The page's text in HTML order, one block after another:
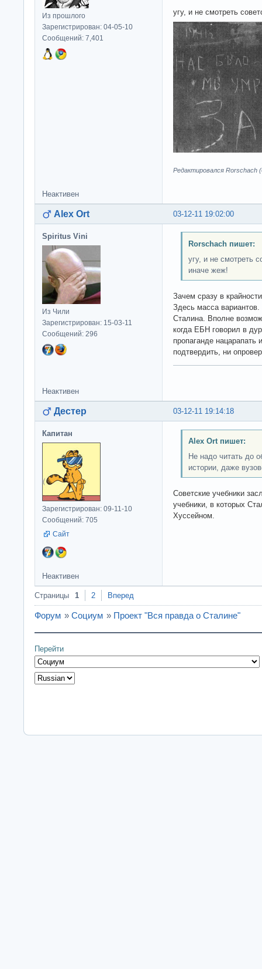
Из прошлого
Зарегистрирован: 04-05-10
Сообщений: 7,401
угу, и не смотреть
Редактировался Rorschach
Неактивен
03-12-11 19:02:00
Alex Ort
Spiritus Vini
Из Чили
Зарегистрирован: 15-03-11
Сообщений: 296
Rorschach пишет:
угу, и не смотреть
иначе жеж!
Зачем сразу в
Здесь масса
Сталина. Вполне
когда ЕБН говорил в
пропаганде
подтвердить, ни
Неактивен
03-12-11 19:14:18
Дестер
Капитан
Зарегистрирован: 09-11-10
Сообщений: 705
Сайт
Alex Ort пишет:
Не надо читать до
истории, даже
Советские учебники
учебники, в которых
Хуссейном.
Неактивен
Страницы 1 2 Вперед
Форум » Социум » Проект "Вся правда о Сталине"
Перейти